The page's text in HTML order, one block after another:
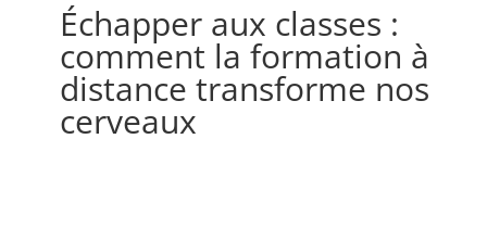
Échapper aux classes :
comment la formation à
distance transforme nos
cerveaux